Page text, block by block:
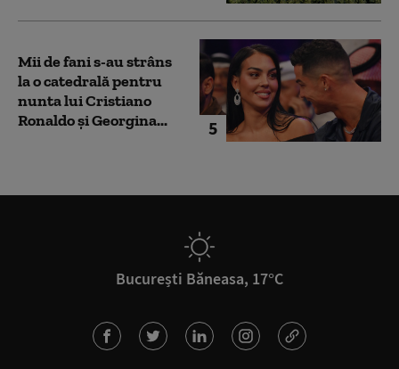
5
Mii de fani s-au strâns
la o catedrală pentru
nunta lui Cristiano
Ronaldo şi Georgina...
București Băneasa, 17°C